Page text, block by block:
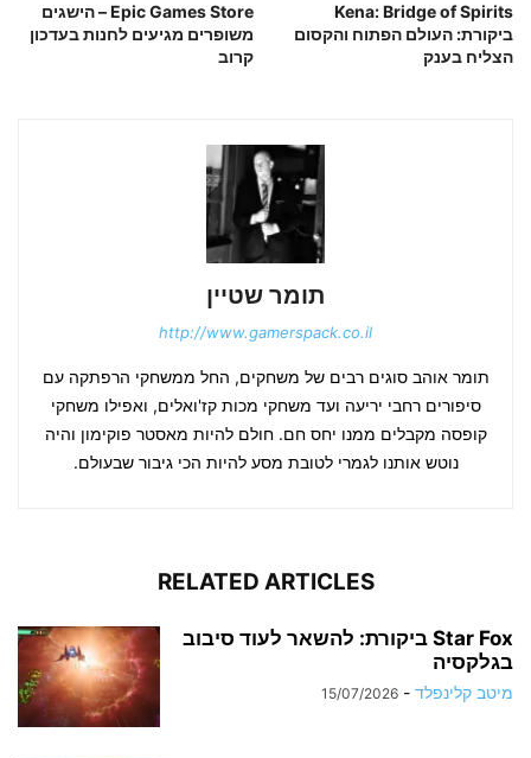
Epic Games Store – הישגים
משופרים מגיעים לחנות בעדכון
קרוב
Kena: Bridge of Spirits
ביקורת: העולם הפתוח והקסום
הצליח בענק
תומר שטיין
http://www.gamerspack.co.il
תומר אוהב סוגים רבים של משחקים, החל ממשחקי הרפתקה עם
סיפורים רחבי יריעה ועד משחקי מכות קז'ואלים, ואפילו משחקי
קופסה מקבלים ממנו יחס חם. חולם להיות מאסטר פוקימון והיה
נוטש אותנו לגמרי לטובת מסע להיות הכי גיבור שבעולם.
RELATED ARTICLES
Star Fox ביקורת: להשאר לעוד סיבוב
בגלקסיה
מיטב קלינפלד -
15/07/2026